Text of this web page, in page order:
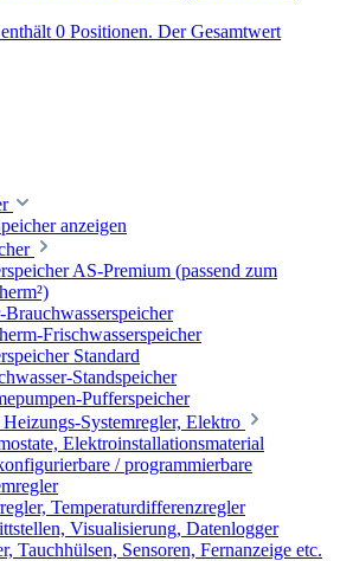
0 Positionen. Der Gesamtwert
anzeigen
AS-Premium (passend zum
Brauchwasserspeicher
Frischwasserspeicher
Standard
Standspeicher
Pufferspeicher
Heizungs-Systemregler, Elektro
Elektroinstallationsmaterial
/ programmierbare
Temperaturdifferenzregler
Visualisierung, Datenlogger
Tauchhülsen, Sensoren, Fernanzeige etc.